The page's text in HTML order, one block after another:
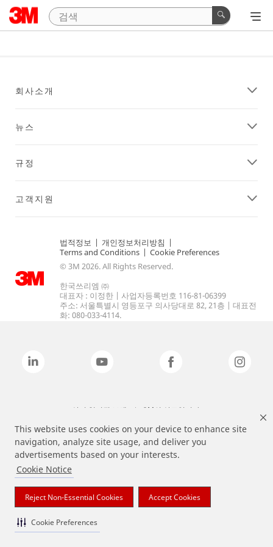
This website uses cookies on your device to enhance site
navigation, analyze site usage, and deliver you
advertisements based on your interests.
Cookie Notice
Reject Non-Essential Cookies Accept Cookies
Cookie Preferences
회사소개
뉴스
규정
고객지원
법적정보 | 개인정보처리방침 |
Terms and Conditions | Cookie Preferences
© 3M 2026. All Rights Reserved.
한국쓰리엠 ㈜
대표자 : 이정한 | 사업자등록번호 116-81-06399
주소: 서울특별시 영등포구 의사당대로 82, 21층 | 대표전
화: 080-033-4114.
상기 열거된 브랜드는 3M의 상표입니다.